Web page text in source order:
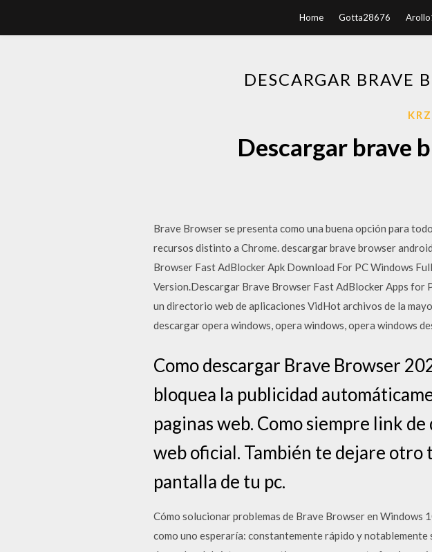
Home Gotta28676
DESCARGAR BRAVE
Descargar brave
Brave Browser se presenta como una buena opción para
recursos distinto a Chrome. descargar brave browser
Browser Fast AdBlocker Apk Download For PC Windows
Version.Descargar Brave Browser Fast AdBlocker Apps for
un directorio web de aplicaciones VidHot archivos de la
descargar opera windows, opera windows, opera windows
Como descargar Brave Browser
bloquea la publicidad
paginas web. Como siempre link
web oficial. También te dejare
pantalla de tu pc.
Cómo solucionar problemas de Brave Browser en
como uno esperaría: constantemente rápido y